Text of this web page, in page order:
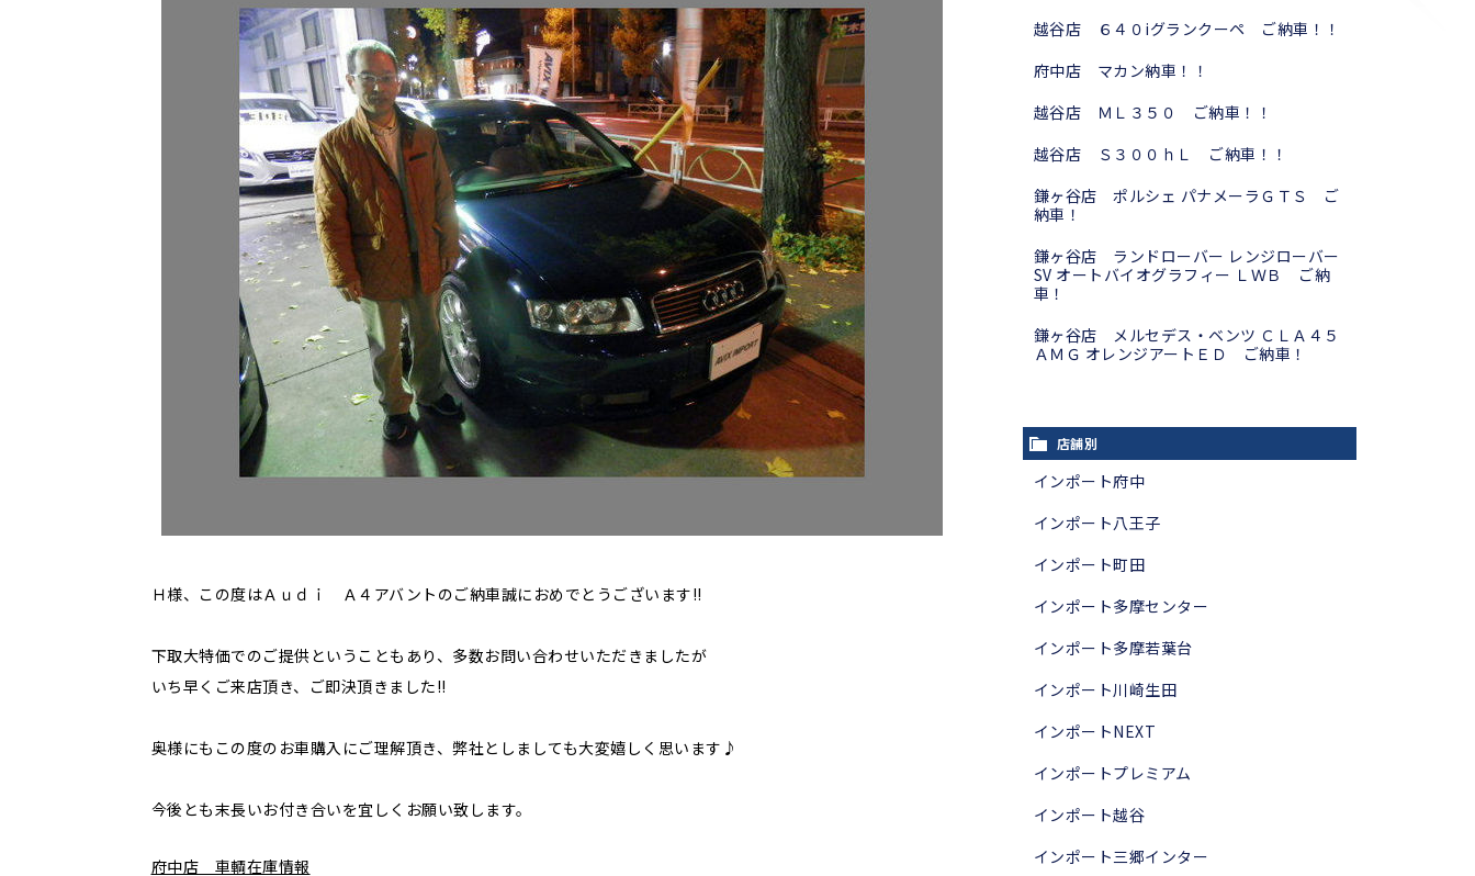
Ｈ様、この度はＡｕｄｉ Ａ４アバントのご納車誠におめでとうございます!!
下取大特価でのご提供ということもあり、多数お問い合わせいただきましたが
いち早くご来店頂き、ご即決頂きました!!
奥様にもこの度のお車購入にご理解頂き、弊社としましても大変嬉しく思います♪
今後とも末長いお付き合いを宜しくお願い致します。
府中店 車輌在庫情報
越谷店 ６４０iグランクーペ ご納車！！
府中店 マカン納車！！
越谷店 ＭＬ３５０ ご納車！！
越谷店 Ｓ３００ｈＬ ご納車！！
鎌ヶ谷店 ポルシェ パナメーラＧＴＳ ご
納車！
鎌ヶ谷店 ランドローバー レンジローバー
SV オートバイオグラフィー ＬＷＢ ご納
車！
鎌ヶ谷店 メルセデス・ベンツ ＣＬＡ４５
ＡＭＧ オレンジアートＥＤ ご納車！
店舗別
インポート府中
インポート八王子
インポート町田
インポート多摩センター
インポート多摩若葉台
インポート川崎生田
インポートNEXT
インポートプレミアム
インポート越谷
インポート三郷インター